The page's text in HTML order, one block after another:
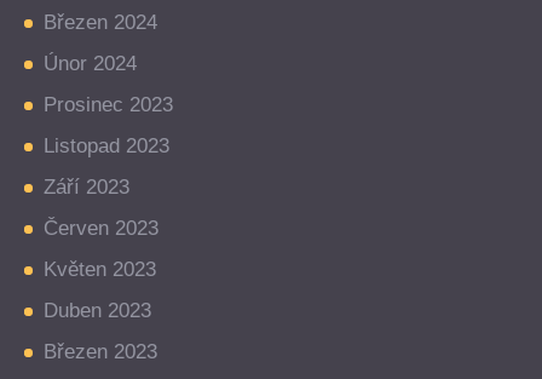
Březen 2024
Únor 2024
Prosinec 2023
Listopad 2023
Září 2023
Červen 2023
Květen 2023
Duben 2023
Březen 2023